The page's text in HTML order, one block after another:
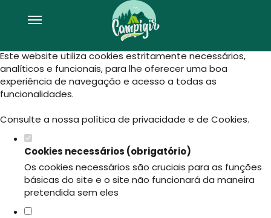
Defina as suas preferências de
cookies para este website.
Este website utiliza cookies estritamente necessários,
analíticos e funcionais, para lhe oferecer uma boa
experiência de navegação e acesso a todas as
funcionalidades.
Consulte a nossa política de privacidade e de Cookies.
Cookies necessários (obrigatório)
Os cookies necessários são cruciais para as funções
básicas do site e o site não funcionará da maneira
pretendida sem eles